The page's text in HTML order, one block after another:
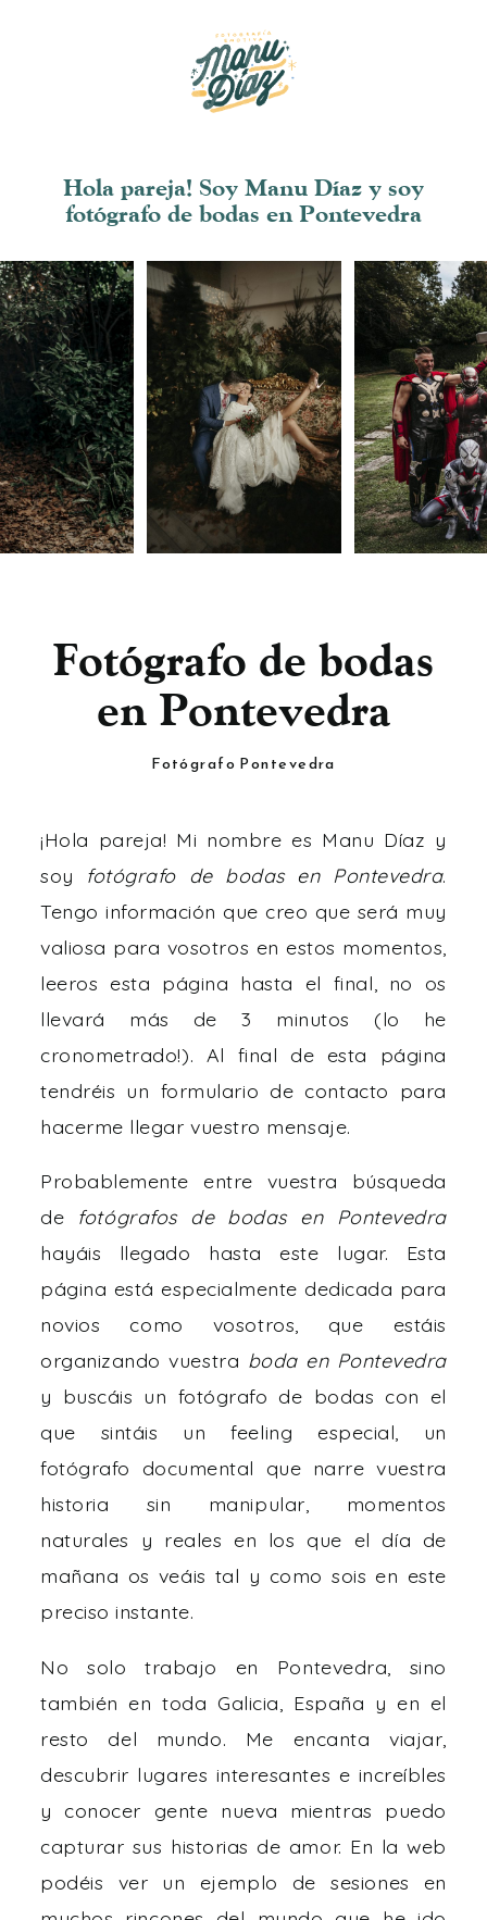
Hola pareja! Soy Manu Díaz y soy
fotógrafo de bodas en Pontevedra
Fotógrafo de bodas
en Pontevedra
Fotógrafo Pontevedra
¡Hola pareja! Mi nombre es Manu Díaz y
soy fotógrafo de bodas en Pontevedra.
Tengo información que creo que será muy
valiosa para vosotros en estos momentos,
leeros esta página hasta el final, no os
llevará más de 3 minutos (lo he
cronometrado!). Al final de esta página
tendréis un formulario de contacto para
hacerme llegar vuestro mensaje.
Probablemente entre vuestra búsqueda
de fotógrafos de bodas en Pontevedra
hayáis llegado hasta este lugar. Esta
página está especialmente dedicada para
novios como vosotros, que estáis
organizando vuestra boda en Pontevedra
y buscáis un fotógrafo de bodas con el
que sintáis un feeling especial, un
fotógrafo documental que narre vuestra
historia sin manipular, momentos
naturales y reales en los que el día de
mañana os veáis tal y como sois en este
preciso instante.
No solo trabajo en Pontevedra, sino
también en toda Galicia, España y en el
resto del mundo. Me encanta viajar,
descubrir lugares interesantes e increíbles
y conocer gente nueva mientras puedo
capturar sus historias de amor. En la web
podéis ver un ejemplo de sesiones en